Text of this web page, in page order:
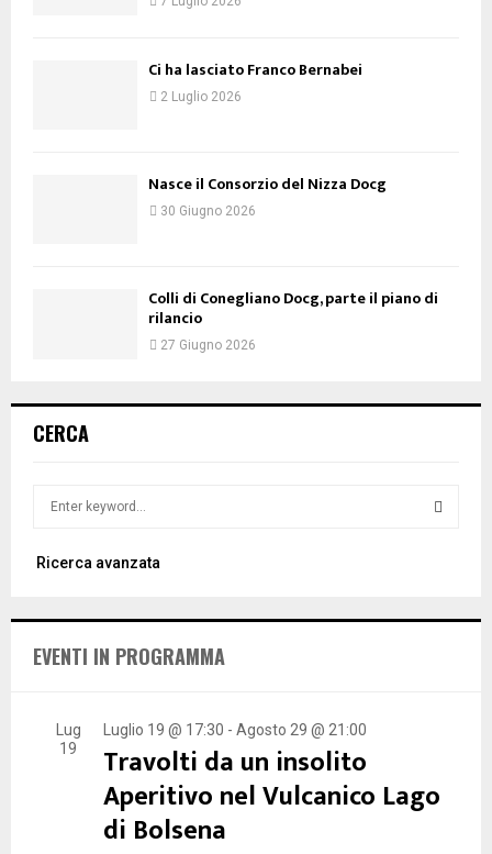
Ci ha lasciato Franco Bernabei
2 Luglio 2026
Nasce il Consorzio del Nizza Docg
30 Giugno 2026
Colli di Conegliano Docg, parte il piano di
rilancio
27 Giugno 2026
CERCA
r
o
Ricerca avanzata
EVENTI IN PROGRAMMA
Lug
19
Luglio 19 @ 17:30 - Agosto 29 @ 21:00
Travolti da un insolito
Aperitivo nel Vulcanico Lago
di Bolsena